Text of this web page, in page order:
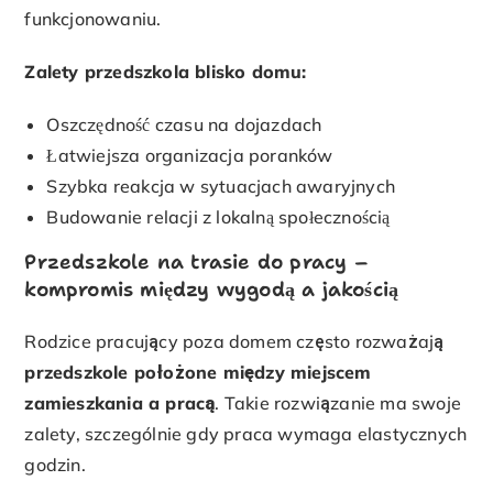
funkcjonowaniu.
Zalety przedszkola blisko domu:
Oszczędność czasu na dojazdach
Łatwiejsza organizacja poranków
Szybka reakcja w sytuacjach awaryjnych
Budowanie relacji z lokalną społecznością
Przedszkole na trasie do pracy –
kompromis między wygodą a jakością
Rodzice pracujący poza domem często rozważają
przedszkole położone między miejscem
zamieszkania a pracą. Takie rozwiązanie ma swoje
zalety, szczególnie gdy praca wymaga elastycznych
godzin.